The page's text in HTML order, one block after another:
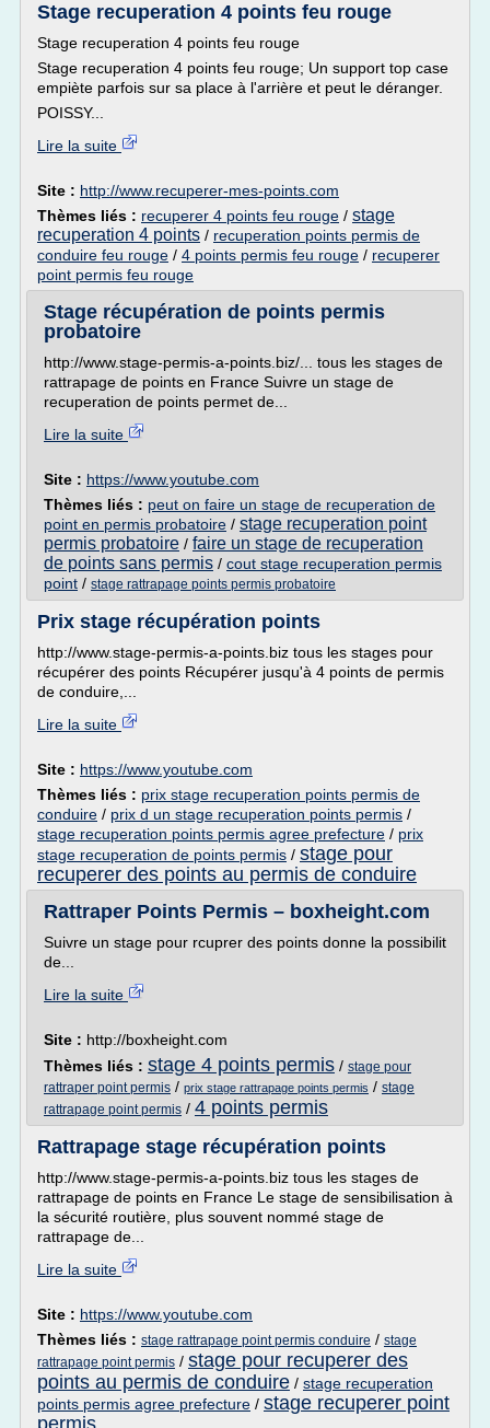
Stage recuperation 4 points feu rouge
Stage recuperation 4 points feu rouge
Stage recuperation 4 points feu rouge; Un support top case
empiète parfois sur sa place à l'arrière et peut le déranger.
POISSY...
Lire la suite
Site : http://www.recuperer-mes-points.com
Thèmes liés : recuperer 4 points feu rouge / stage
recuperation 4 points / recuperation points permis de
conduire feu rouge / 4 points permis feu rouge / recuperer
point permis feu rouge
Stage récupération de points permis
probatoire
http://www.stage-permis-a-points.biz/... tous les stages de
rattrapage de points en France Suivre un stage de
recuperation de points permet de...
Lire la suite
Site : https://www.youtube.com
Thèmes liés : peut on faire un stage de recuperation de
point en permis probatoire / stage recuperation point
permis probatoire / faire un stage de recuperation
de points sans permis / cout stage recuperation permis
point / stage rattrapage points permis probatoire
Prix stage récupération points
http://www.stage-permis-a-points.biz tous les stages pour
récupérer des points Récupérer jusqu'à 4 points de permis
de conduire,...
Lire la suite
Site : https://www.youtube.com
Thèmes liés : prix stage recuperation points permis de
conduire / prix d un stage recuperation points permis /
stage recuperation points permis agree prefecture / prix
stage recuperation de points permis / stage pour
recuperer des points au permis de conduire
Rattraper Points Permis – boxheight.com
Suivre un stage pour rcuprer des points donne la possibilit
de...
Lire la suite
Site : http://boxheight.com
Thèmes liés : stage 4 points permis / stage pour
rattraper point permis / prix stage rattrapage points permis / stage
rattrapage point permis / 4 points permis
Rattrapage stage récupération points
http://www.stage-permis-a-points.biz tous les stages de
rattrapage de points en France Le stage de sensibilisation à
la sécurité routière, plus souvent nommé stage de
rattrapage de...
Lire la suite
Site : https://www.youtube.com
Thèmes liés : stage rattrapage point permis conduire / stage
rattrapage point permis / stage pour recuperer des
points au permis de conduire / stage recuperation
points permis agree prefecture / stage recuperer point
permis